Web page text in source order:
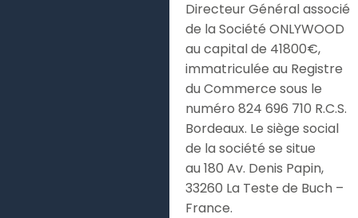
Directeur Général associé
de la Société ONLYWOOD
au capital de 41800€,
immatriculée au Registre
du Commerce sous le
numéro 824 696 710 R.C.S.
Bordeaux. Le siège social
de la société se situe
au180 Av. Denis Papin,
33260 La Teste de Buch –
France.